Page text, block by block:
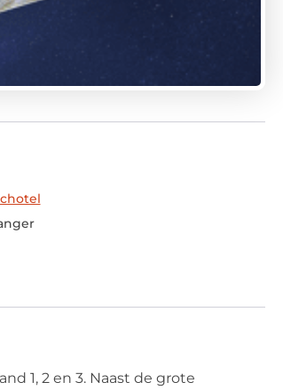
1, 2 en 3. Naast de grote